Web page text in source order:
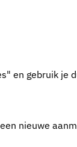
en gebruik je
nieuwe